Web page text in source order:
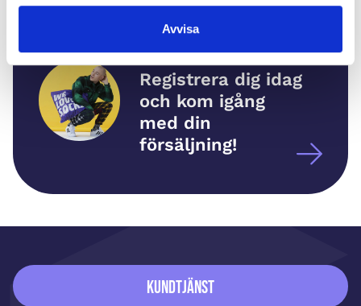
Avvisa
Kom igång
Registrera dig idag
och kom igång
med din
försäljning!
Kundtjänst